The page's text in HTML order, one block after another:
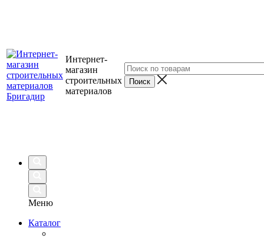
Интернет-
магазин
строительных
материалов
Меню
Каталог